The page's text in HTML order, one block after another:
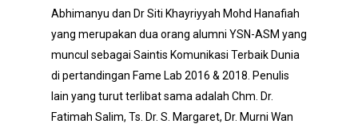
Abhimanyu dan Dr Siti Khayriyyah Mohd Hanafiah
yang merupakan dua orang alumni YSN-ASM yang
muncul sebagai Saintis Komunikasi Terbaik Dunia
di pertandingan Fame Lab 2016 & 2018. Penulis
lain yang turut terlibat sama adalah Chm. Dr.
Fatimah Salim, Ts. Dr. S. Margaret, Dr. Murni Wan